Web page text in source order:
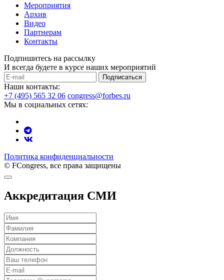
Мероприятия
Архив
Видео
Партнерам
Контакты
Подпишитесь на рассылку
И всегда будете в курсе наших мероприятий
Подписаться
Наши контакты:
+7 (495) 565 32 06 congress@forbes.ru
Мы в социальных сетях:
Политика конфиденциальности
© FCongress, все права защищены
Аккредитация СМИ